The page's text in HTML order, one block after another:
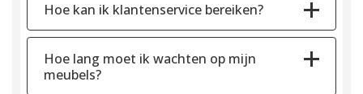
Hoe kan ik klantenservice bereiken?
Hoe lang moet ik wachten op mijn
meubels?